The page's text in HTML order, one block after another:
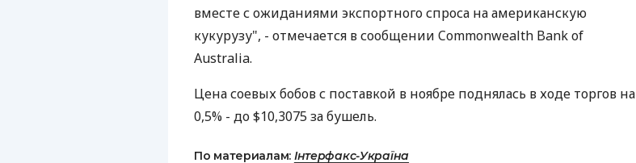
вместе с ожиданиями экспортного спроса на американскую
кукурузу", - отмечается в сообщении Commonwealth Bank of
Australia.
Цена соевых бобов с поставкой в ноябре поднялась в ходе торгов на
0,5% - до $10,3075 за бушель.
По материалам: Інтерфакс-Україна